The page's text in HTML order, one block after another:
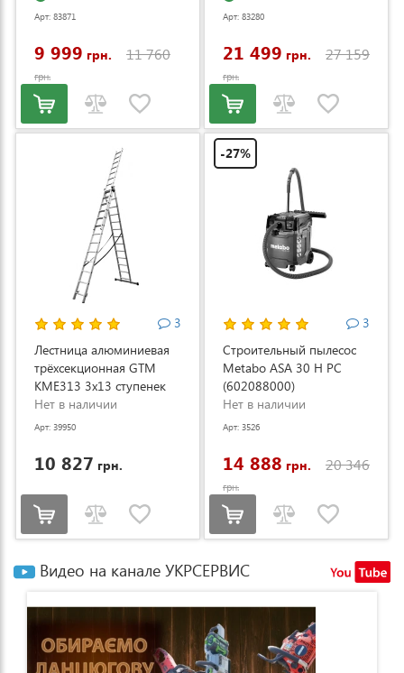
Арт: 83871
9 999 грн. 11 760
грн.
регулировкой скорости
Арт: 83280
21 499 грн. 27 159
грн.
3
Лестница алюминиевая
трёхсекционная GTM
KME313 3x13 ступенек
3.53-8.93м (KME313)
Нет в наличии
Арт: 39950
10 827 грн.
-27%
3
Строительный пылесос
Metabo ASA 30 H PC
(602088000)
Нет в наличии
Арт: 3526
14 888 грн. 20 346
грн.
Видео на канале УКРСЕРВИС